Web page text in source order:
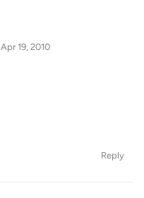
Apr 19, 2010
Reply